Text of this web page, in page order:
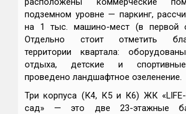
подземном уровне — паркинг,
на 1 тыс. машино-мест (в первой
Отдельно стоит отметить
территории квартала:
отдыха, детские и
проведено ландшафтное озеленение.
Три корпуса (К4, К5 и К6) ЖК «LIFE-
сад» — это две 23-этажные